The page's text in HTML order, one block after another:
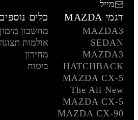
מייל
דגמי MAZDA
MAZDA3
SEDAN
MAZDA3
HATCHBACK
MAZDA CX-5
The All New
MAZDA CX-5
MAZDA CX-90
כלים נוספים
מחשבון מימון
אולמות תצוגה
מחירון
ביטוח